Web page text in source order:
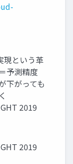
現という⾰
予測精度
下がっても
2019
2019